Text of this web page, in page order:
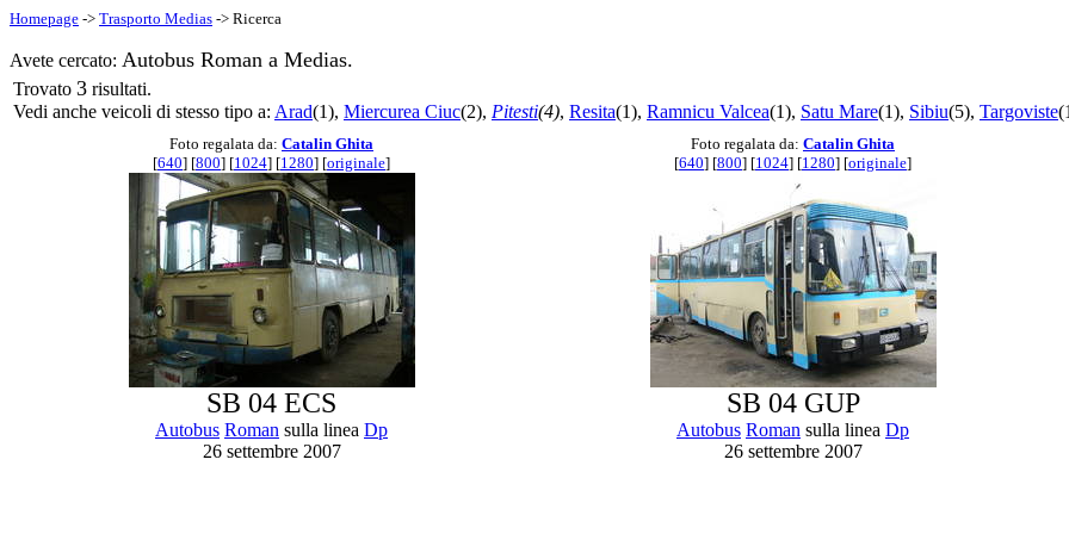
Homepage -> Trasporto Medias -> Ricerca
Avete cercato: Autobus Roman a Medias.
Trovato 3 risultati.
Vedi anche veicoli di stesso tipo a: Arad(1), Miercurea Ciuc(2), Pitesti(4), Resita(1), Ramnicu Valcea(1), Satu Mare(1), Sibiu(5), Targoviste
Foto regalata da: Catalin Ghita
[640] [800] [1024] [1280] [originale]
SB 04 ECS
Autobus Roman sulla linea Dp
26 settembre 2007
Foto regalata da: Catalin Ghita
[640] [800] [1024] [1280] [originale]
SB 04 GUP
Autobus Roman sulla linea Dp
26 settembre 2007